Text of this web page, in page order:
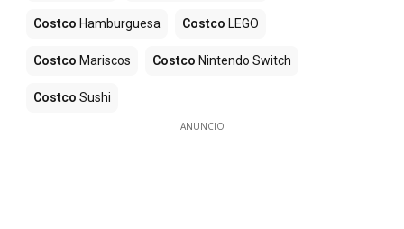
Costco Hamburguesa Costco LEGO
Costco Mariscos Costco Nintendo Switch
Costco Sushi
ANUNCIO